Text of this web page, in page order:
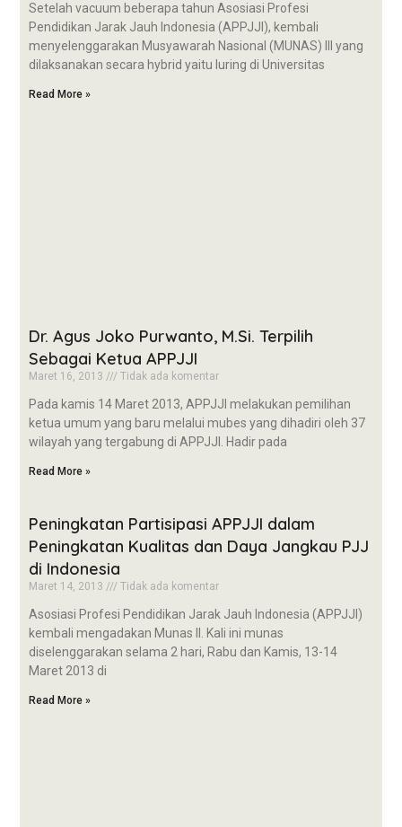
Setelah vacuum beberapa tahun Asosiasi Profesi
Pendidikan Jarak Jauh Indonesia (APPJJI), kembali
menyelenggarakan Musyawarah Nasional (MUNAS) III yang
dilaksanakan secara hybrid yaitu luring di Universitas
Read More »
Dr. Agus Joko Purwanto, M.Si. Terpilih
Sebagai Ketua APPJJI
Maret 16, 2013 Tidak ada komentar
Pada kamis 14 Maret 2013, APPJJI melakukan pemilihan
ketua umum yang baru melalui mubes yang dihadiri oleh 37
wilayah yang tergabung di APPJJI. Hadir pada
Read More »
Peningkatan Partisipasi APPJJI dalam
Peningkatan Kualitas dan Daya Jangkau PJJ
di Indonesia
Maret 14, 2013 Tidak ada komentar
Asosiasi Profesi Pendidikan Jarak Jauh Indonesia (APPJJI)
kembali mengadakan Munas II. Kali ini munas
diselenggarakan selama 2 hari, Rabu dan Kamis, 13-14
Maret 2013 di
Read More »